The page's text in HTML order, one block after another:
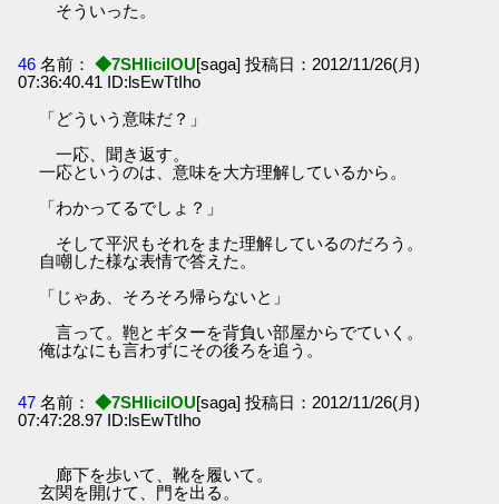
そういった。
46 名前： ◆7SHIicilOU[saga] 投稿日：2012/11/26(月)
07:36:40.41 ID:lsEwTtIho
「どういう意味だ？」
一応、聞き返す。
一応というのは、意味を大方理解しているから。
「わかってるでしょ？」
そして平沢もそれをまた理解しているのだろう。
自嘲した様な表情で答えた。
「じゃあ、そろそろ帰らないと」
言って。鞄とギターを背負い部屋からでていく。
俺はなにも言わずにその後ろを追う。
47 名前： ◆7SHIicilOU[saga] 投稿日：2012/11/26(月)
07:47:28.97 ID:lsEwTtIho
廊下を歩いて、靴を履いて。
玄関を開けて、門を出る。